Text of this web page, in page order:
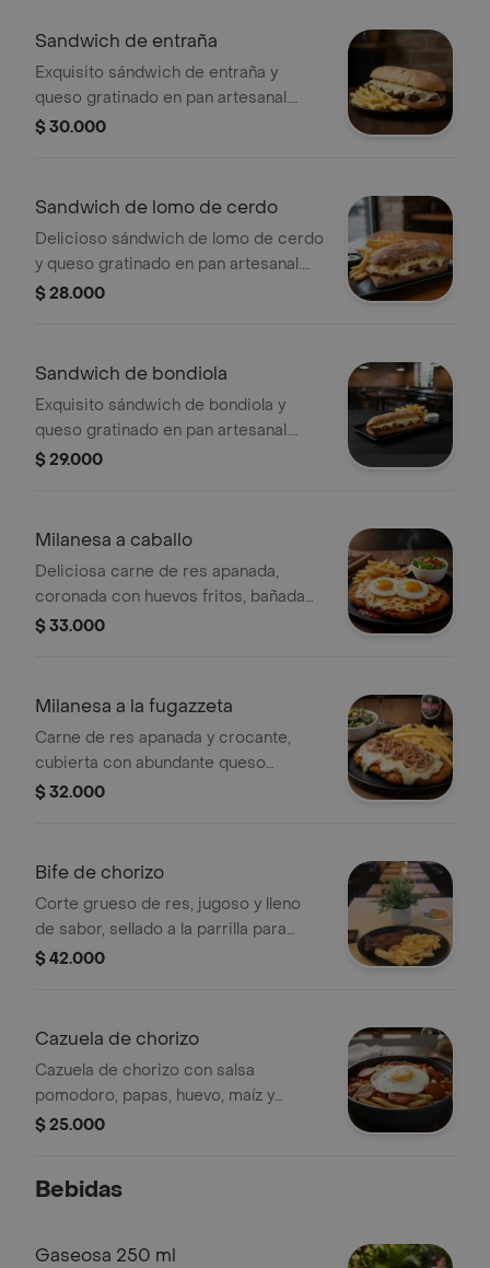
Sandwich de entraña
Exquisito sándwich de entraña y
queso gratinado en pan artesanal.
acompañado de papas a la francesa
$ 30.000
Sandwich de lomo de cerdo
Delicioso sándwich de lomo de cerdo
y queso gratinado en pan artesanal.
acompañado de papas a la francesa
$ 28.000
Sandwich de bondiola
Exquisito sándwich de bondiola y
queso gratinado en pan artesanal.
acompañado de papas a la francesa
$ 29.000
Milanesa a caballo
Deliciosa carne de res apanada,
coronada con huevos fritos, bañada
en salsa fileto (tomate) y cubierta con
la francesa y ensalada.
$ 33.000
Milanesa a la fugazzeta
Carne de res apanada y crocante,
cubierta con abundante queso
fundido y una capa generosa de
acompañada de papas a la francesa y
$ 32.000
Bife de chorizo
Corte grueso de res, jugoso y lleno
de sabor, sellado a la parrilla para
lograr una costra doradita por fuera y
ensalada.
$ 42.000
Cazuela de chorizo
Cazuela de chorizo con salsa
pomodoro, papas, huevo, maíz y
queso.
$ 25.000
Bebidas
Gaseosa 250 ml